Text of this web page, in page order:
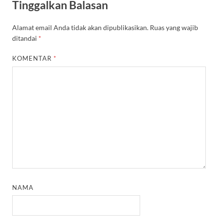
Tinggalkan Balasan
Alamat email Anda tidak akan dipublikasikan. Ruas yang wajib
ditandai *
KOMENTAR *
NAMA